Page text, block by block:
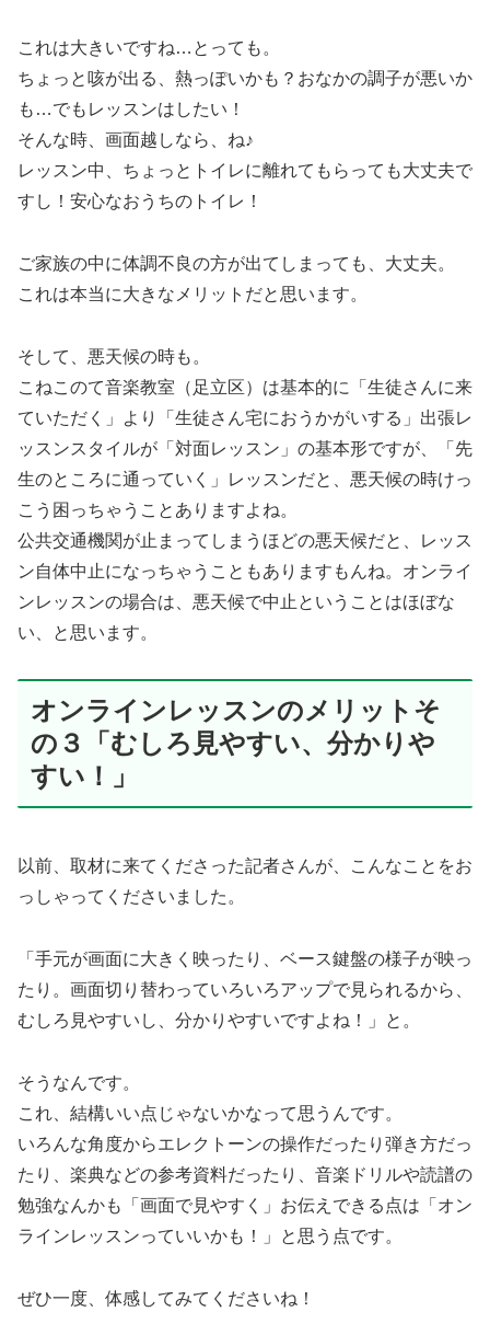
これは大きいですね…とっても。
ちょっと咳が出る、熱っぽいかも？おなかの調子が悪いか
も…でもレッスンはしたい！
そんな時、画面越しなら、ね♪
レッスン中、ちょっとトイレに離れてもらっても大丈夫で
すし！安心なおうちのトイレ！
ご家族の中に体調不良の方が出てしまっても、大丈夫。
これは本当に大きなメリットだと思います。
そして、悪天候の時も。
こねこのて音楽教室（足立区）は基本的に「生徒さんに来
ていただく」より「生徒さん宅におうかがいする」出張レ
ッスンスタイルが「対面レッスン」の基本形ですが、「先
生のところに通っていく」レッスンだと、悪天候の時けっ
こう困っちゃうことありますよね。
公共交通機関が止まってしまうほどの悪天候だと、レッス
ン自体中止になっちゃうこともありますもんね。オンライ
ンレッスンの場合は、悪天候で中止ということはほぼな
い、と思います。
オンラインレッスンのメリットそ
の３「むしろ見やすい、分かりや
すい！」
以前、取材に来てくださった記者さんが、こんなことをお
っしゃってくださいました。
「手元が画面に大きく映ったり、ベース鍵盤の様子が映っ
たり。画面切り替わっていろいろアップで見られるから、
むしろ見やすいし、分かりやすいですよね！」と。
そうなんです。
これ、結構いい点じゃないかなって思うんです。
いろんな角度からエレクトーンの操作だったり弾き方だっ
たり、楽典などの参考資料だったり、音楽ドリルや読譜の
勉強なんかも「画面で見やすく」お伝えできる点は「オン
ラインレッスンっていいかも！」と思う点です。
ぜひ一度、体感してみてくださいね！